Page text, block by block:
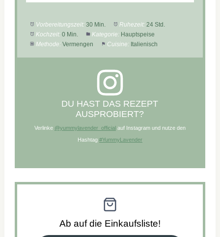
Vorbereitungszeit: 30 Min. Ruhezeit: 24 Std.
Kochzeit: 0 Min. Kategorie: Hauptspeise
Methode: Vermengen Cuisine: Italienisch
DU HAST DAS REZEPT
AUSPROBIERT?
Verlinke @yummylavender_officialauf Instagram und nutze den
Hashtag #YummyLavender
Ab auf die Einkaufsliste!